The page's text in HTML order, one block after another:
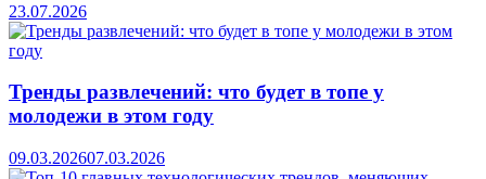
23.07.2026
Тренды развлечений: что будет в топе у
молодежи в этом году
09.03.202607.03.2026